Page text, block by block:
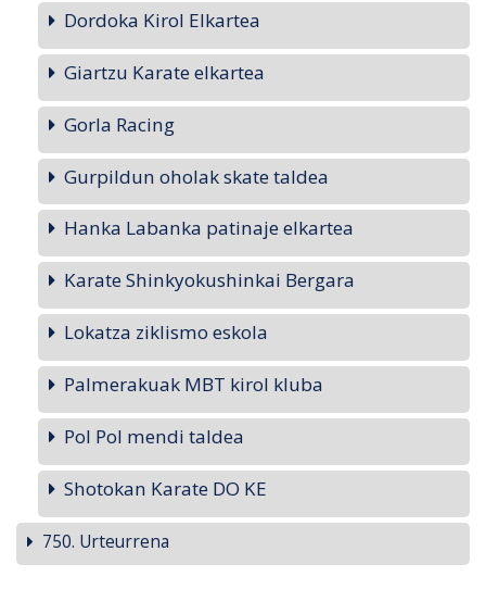
Dordoka Kirol Elkartea
Giartzu Karate elkartea
Gorla Racing
Gurpildun oholak skate taldea
Hanka Labanka patinaje elkartea
Karate Shinkyokushinkai Bergara
Lokatza ziklismo eskola
Palmerakuak MBT kirol kluba
Pol Pol mendi taldea
Shotokan Karate DO KE
750. Urteurrena